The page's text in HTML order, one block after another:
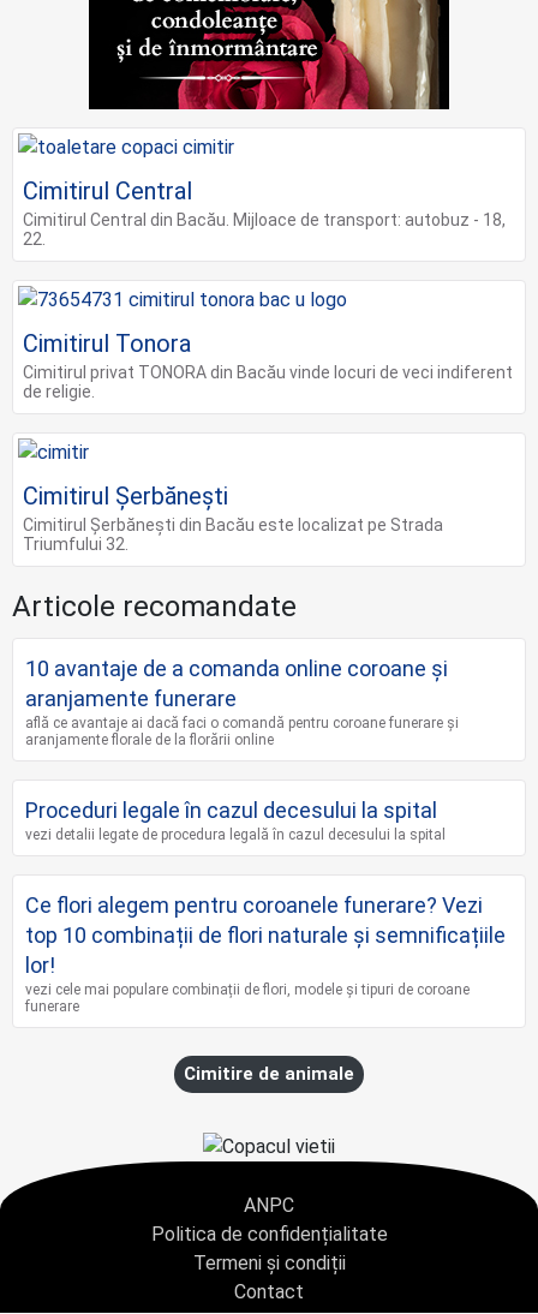
Cimitirul Central
Cimitirul Central din Bacău. Mijloace de transport: autobuz - 18,
22.
Cimitirul Tonora
Cimitirul privat TONORA din Bacău vinde locuri de veci indiferent
de religie.
Cimitirul Șerbănești
Cimitirul Șerbănești din Bacău este localizat pe Strada
Triumfului 32.
Articole recomandate
10 avantaje de a comanda online coroane şi
aranjamente funerare
află ce avantaje ai dacă faci o comandă pentru coroane funerare și
aranjamente florale de la florării online
Proceduri legale în cazul decesului la spital
vezi detalii legate de procedura legală în cazul decesului la spital
Ce flori alegem pentru coroanele funerare? Vezi
top 10 combinații de flori naturale și semnificațiile
lor!
vezi cele mai populare combinații de flori, modele și tipuri de coroane
funerare
Cimitire de animale
ANPC
Politica de confidențialitate
Termeni și condiții
Contact